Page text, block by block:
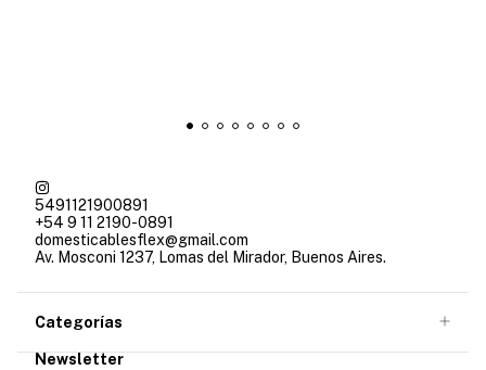
5491121900891
+54 9 11 2190-0891
domesticablesflex@gmail.com
Av. Mosconi 1237, Lomas del Mirador, Buenos Aires.
Categorías
Newsletter